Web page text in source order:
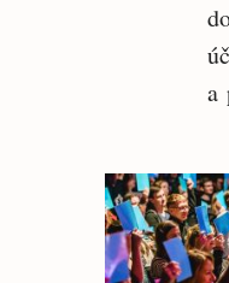
a
články